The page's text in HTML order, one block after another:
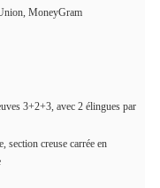
MoneyGram
3+2+3, avec 2 élingues par
section creuse carrée en